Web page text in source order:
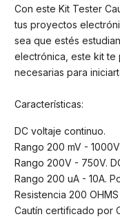
Con este Kit Tester
tus proyectos
sea que estés
electrónica, este kit te
necesarias para
Características:
DC voltaje continuo.
Rango 200 mV -
Rango 200V - 750V.
Rango 200 uA - 10A.
Resistencia 200
Cautín certificado por